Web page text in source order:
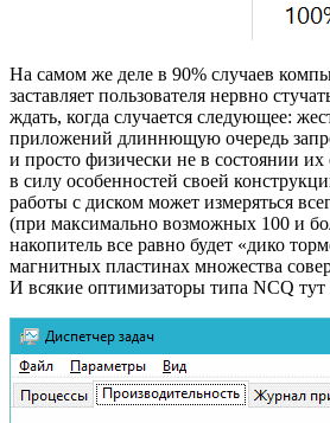
На самом же деле в 90% случаев
заставляет пользователя нервно
ждать, когда случается следующее:
приложений длиннющую очередь
и просто физически не в состоянии
в силу особенностей своей
работы с диском может измеряться
(при максимально возможных 100 и
накопитель все равно будет «дико
магнитных пластинах множества
И всякие оптимизаторы типа NCQ тут